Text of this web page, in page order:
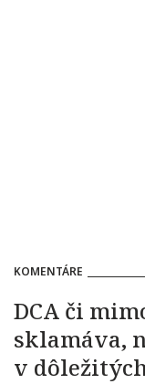
KOMENTÁRE
DCA či
sklamáva,
v